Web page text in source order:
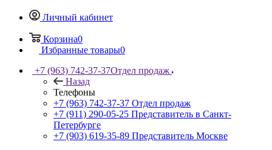
Личный кабинет
Корзина0
Избранные товары0
+7 (963) 742-37-37Отдел продаж
Назад
Телефоны
+7 (963) 742-37-37 Отдел продаж
+7 (911) 290-05-25 Представитель в Санкт-
Петербурге
+7 (903) 619-35-89 Представитель Москве